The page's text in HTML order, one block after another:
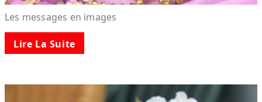
Les messages en images
Lire La Suite